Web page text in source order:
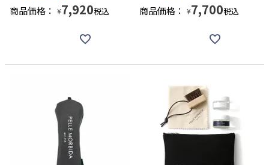
商品価格： ¥7,920税込 商品価格： ¥7,700税込